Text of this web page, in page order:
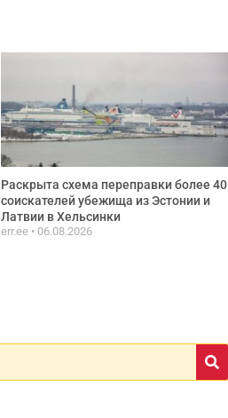
Раскрыта схема переправки более 40
соискателей убежища из Эстонии и
Латвии в Хельсинки
err.ee 06.08.2026